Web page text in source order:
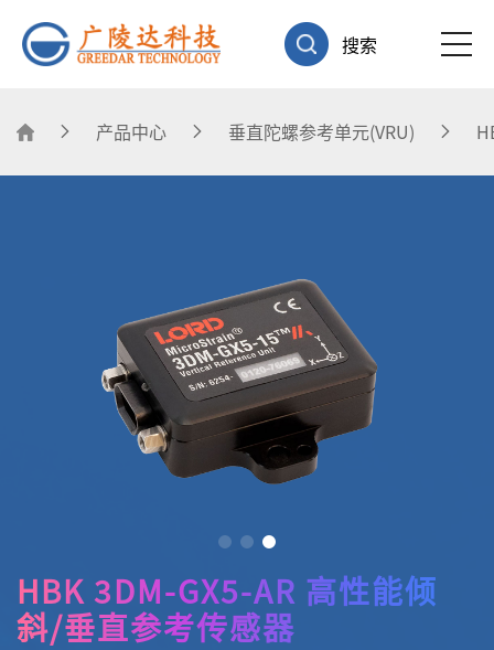
搜索
产品中心 垂直陀螺参考单元(VRU)
HBK 3DM-GX5-AR 高性能倾
斜/垂直参考传感器